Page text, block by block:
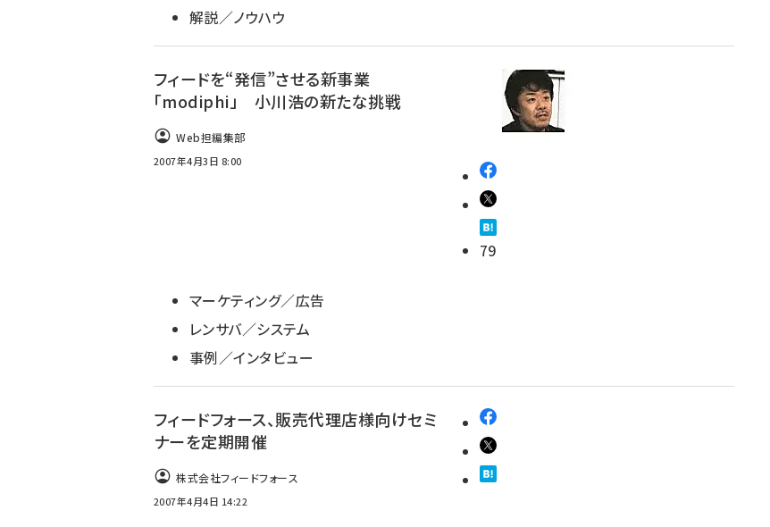
解説／ノウハウ
フィードを“発信”させる新事業
「modiphi」 小川浩の新たな挑戦
Web担編集部
2007年4月3日 8:00
79
マーケティング／広告
レンサバ／システム
事例／インタビュー
フィードフォース、販売代理店様向けセミ
ナーを定期開催
株式会社フィードフォース
2007年4月4日 14:22